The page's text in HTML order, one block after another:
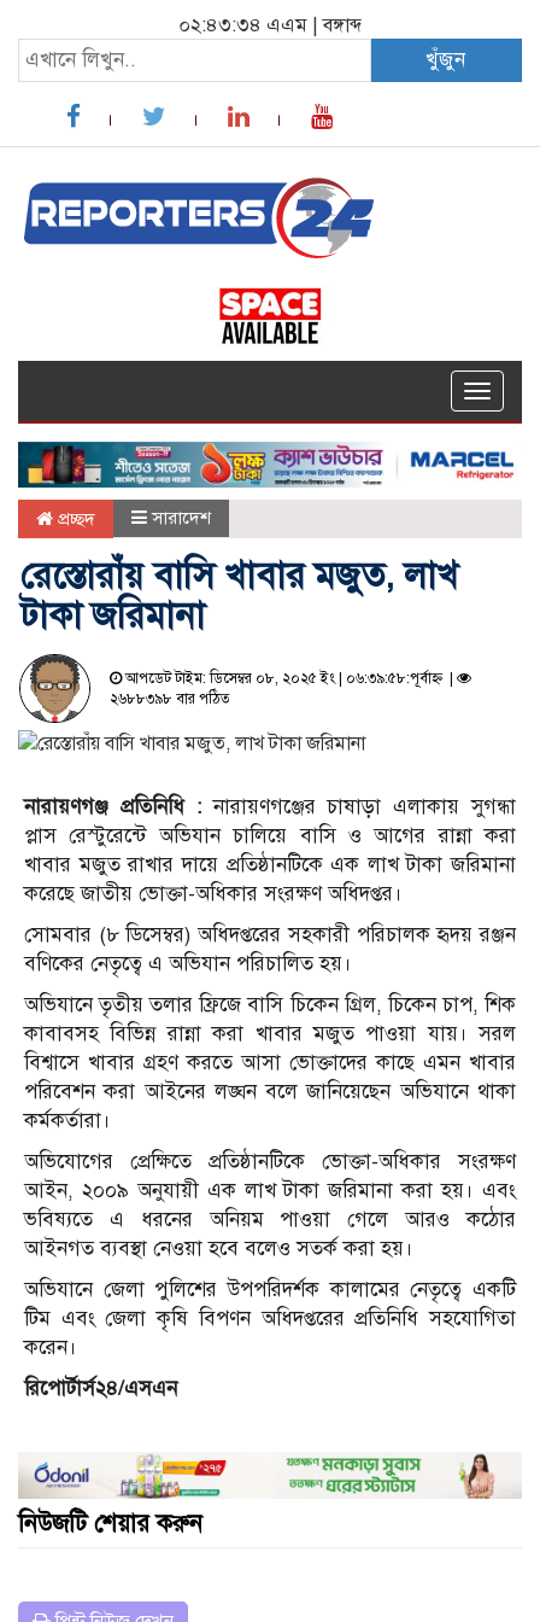
০২:৪৩:৩৫ এএম|বঙ্গাব্দ
খুঁজুন
Toggle
প্রচ্ছদ সারাদেশ
রেস্তোরাঁয় বাসি খাবার মজুত, লাখ
টাকা জরিমানা
আপডেট টাইম: ডিসেম্বর ০৮, ২০২৫ ইং | ০৬:৩৯:৫৮:পূর্বাহ্ন |
২৬৮৮৩৯৮ বার পঠিত
নারায়ণগঞ্জ প্রতিনিধি :নারায়ণগঞ্জের চাষাড়া এলাকায় সুগন্ধা
প্লাস রেস্টুরেন্টে অভিযান চালিয়ে বাসি ও আগের রান্না করা
খাবার মজুত রাখার দায়ে প্রতিষ্ঠানটিকে এক লাখ টাকা জরিমানা
করেছে জাতীয় ভোক্তা-অধিকার সংরক্ষণ অধিদপ্তর।
সোমবার (৮ ডিসেম্বর) অধিদপ্তরের সহকারী পরিচালক হৃদয় রঞ্জন
বণিকের নেতৃত্বে এ অভিযান পরিচালিত হয়।
অভিযানে তৃতীয় তলার ফ্রিজে বাসি চিকেন গ্রিল, চিকেন চাপ, শিক
কাবাবসহ বিভিন্ন রান্না করা খাবার মজুত পাওয়া যায়। সরল
বিশ্বাসে খাবার গ্রহণ করতে আসা ভোক্তাদের কাছে এমন খাবার
পরিবেশন করা আইনের লঙ্ঘন বলে জানিয়েছেন অভিযানে থাকা
কর্মকর্তারা।
অভিযোগের প্রেক্ষিতে প্রতিষ্ঠানটিকে ভোক্তা-অধিকার সংরক্ষণ
আইন, ২০০৯ অনুযায়ী এক লাখ টাকা জরিমানা করা হয়। এবং
ভবিষ্যতে এ ধরনের অনিয়ম পাওয়া গেলে আরও কঠোর
আইনগত ব্যবস্থা নেওয়া হবে বলেও সতর্ক করা হয়।
অভিযানে জেলা পুলিশের উপপরিদর্শক কালামের নেতৃত্বে একটি
টিম এবং জেলা কৃষি বিপণন অধিদপ্তরের প্রতিনিধি সহযোগিতা
করেন।
রিপোর্টার্স২৪/এসএন
নিউজটি শেয়ার করুন